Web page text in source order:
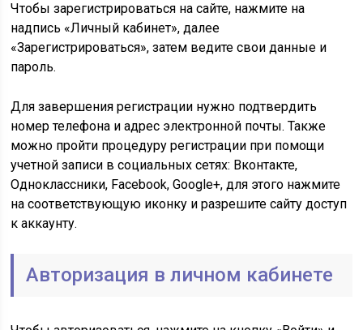
Чтобы зарегистрироваться на сайте, нажмите на
надпись «Личный кабинет», далее
«Зарегистрироваться», затем ведите свои данные и
пароль.
Для завершения регистрации нужно подтвердить
номер телефона и адрес электронной почты. Также
можно пройти процедуру регистрации при помощи
учетной записи в социальных сетях: Вконтакте,
Одноклассники, Facebook, Google+, для этого нажмите
на соответствующую иконку и разрешите сайту доступ
к аккаунту.
Авторизация в личном кабинете